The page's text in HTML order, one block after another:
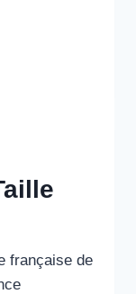
française de